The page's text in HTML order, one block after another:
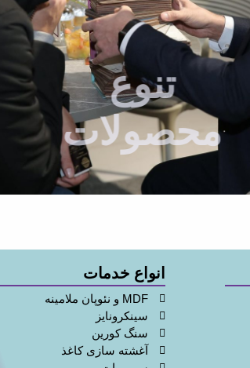
تنوع
محصولات
انواع خدمات
MDF و نئوپان ملامینه
سینکرونایز
سنگ کورین
آغشته سازی کاغذ